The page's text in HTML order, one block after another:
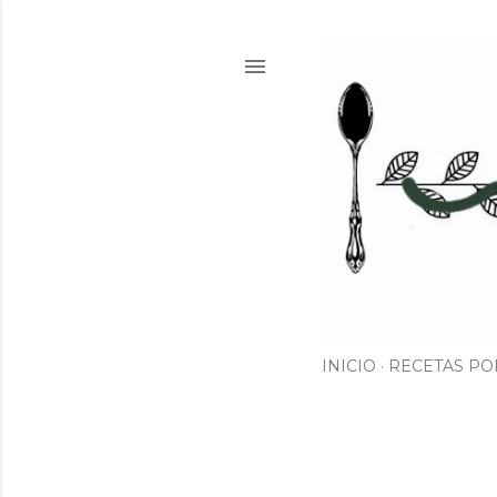
INICIO RECETAS